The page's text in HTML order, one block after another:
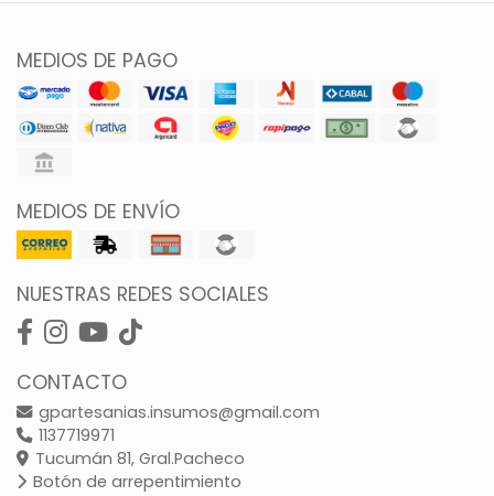
MEDIOS DE PAGO
MEDIOS DE ENVÍO
NUESTRAS REDES SOCIALES
CONTACTO
gpartesanias.insumos@gmail.com
1137719971
Tucumán 81, Gral.Pacheco
Botón de arrepentimiento